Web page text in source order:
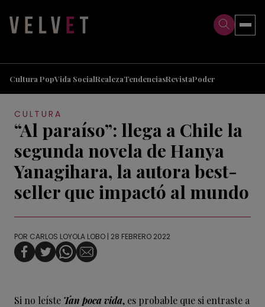
Cultura PopVida SocialRealezaTendenciasRevistaPoder
CULTURA
“Al paraíso”: llega a Chile la
segunda novela de Hanya
Yanagihara, la autora best-
seller que impactó al mundo
POR CARLOS LOYOLA LOBO | 28 FEBRERO 2022
Si no leíste Tan poca vida, es probable que si entraste a